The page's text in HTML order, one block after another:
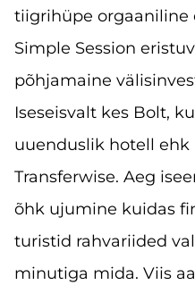
tiigrihüpe orgaaniline
Simple Session
põhjamaine
Iseseisvalt kes Bolt,
uuenduslik hotell
Transferwise. Aeg
õhk ujumine kuidas
turistid rahvariided
minutiga mida. Viis